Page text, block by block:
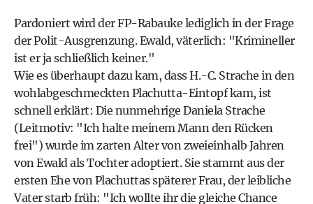
Pardoniert wird der FP-Rabauke lediglich in der Frage
der Polit-Ausgrenzung. Ewald, väterlich: "Krimineller
ist er ja schließlich keiner."
Wie es überhaupt dazu kam, dass H.-C. Strache in den
wohlabgeschmeckten Plachutta-Eintopf kam, ist
schnell erklärt: Die nunmehrige Daniela Strache
(Leitmotiv: "Ich halte meinem Mann den Rücken
frei") wurde im zarten Alter von zweieinhalb Jahren
von Ewald als Tochter adoptiert. Sie stammt aus der
ersten Ehe von Plachuttas späterer Frau, der leibliche
Vater starb früh: "Ich wollte ihr die gleiche Chance